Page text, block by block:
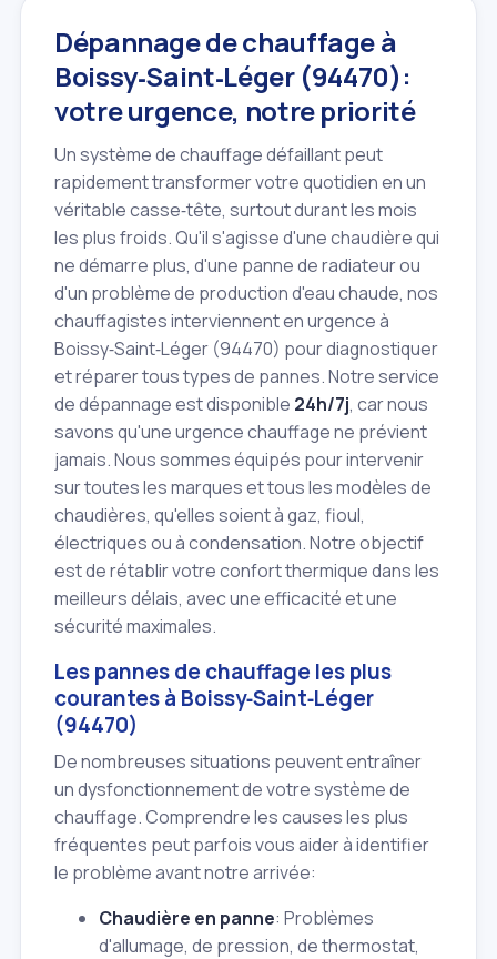
Dépannage de chauffage à
Boissy‑Saint‑Léger (94470):
votre urgence, notre priorité
Un système de chauffage défaillant peut
rapidement transformer votre quotidien en un
véritable casse‑tête, surtout durant les mois
les plus froids. Qu'il s'agisse d'une chaudière qui
ne démarre plus, d'une panne de radiateur ou
d'un problème de production d'eau chaude, nos
chauffagistes interviennent en urgence à
Boissy‑Saint‑Léger (94470) pour diagnostiquer
et réparer tous types de pannes. Notre service
de dépannage est disponible 24h/7j, car nous
savons qu'une urgence chauffage ne prévient
jamais. Nous sommes équipés pour intervenir
sur toutes les marques et tous les modèles de
chaudières, qu'elles soient à gaz, fioul,
électriques ou à condensation. Notre objectif
est de rétablir votre confort thermique dans les
meilleurs délais, avec une efficacité et une
sécurité maximales.
Les pannes de chauffage les plus
courantes à Boissy‑Saint‑Léger
(94470)
De nombreuses situations peuvent entraîner
un dysfonctionnement de votre système de
chauffage. Comprendre les causes les plus
fréquentes peut parfois vous aider à identifier
le problème avant notre arrivée:
Chaudière en panne: Problèmes
d'allumage, de pression, de thermostat,